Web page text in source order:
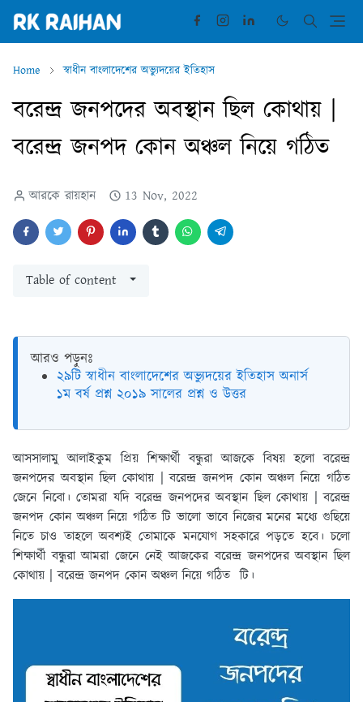
Home স্বাধীন বাংলাদেশের অভ্যুদয়ের ইতিহাস
বরেন্দ্র জনপদের অবস্থান ছিল কোথায় |
বরেন্দ্র জনপদ কোন অঞ্চল নিয়ে গঠিত
আরকে রায়হান 13 Nov, 2022
Table of content
আরও পড়ুনঃ
২৯টি স্বাধীন বাংলাদেশের অভ্যুদয়ের ইতিহাস অনার্স
১ম বর্ষ প্রশ্ন ২০১৯ সালের প্রশ্ন ও উত্তর
আসসালামু আলাইকুম প্রিয় শিক্ষার্থী বন্ধুরা আজকে বিষয় হলো বরেন্দ্র
জনপদের অবস্থান ছিল কোথায় | বরেন্দ্র জনপদ কোন অঞ্চল নিয়ে গঠিত
জেনে নিবো। তোমরা যদি বরেন্দ্র জনপদের অবস্থান ছিল কোথায় | বরেন্দ্র
জনপদ কোন অঞ্চল নিয়ে গঠিত টি ভালো ভাবে নিজের মনের মধ্যে গুছিয়ে
নিতে চাও তাহলে অবশ্যই তোমাকে মনযোগ সহকারে পড়তে হবে। চলো
শিক্ষার্থী বন্ধুরা আমরা জেনে নেই আজকের বরেন্দ্র জনপদের অবস্থান ছিল
কোথায় | বরেন্দ্র জনপদ কোন অঞ্চল নিয়ে গঠিত টি।